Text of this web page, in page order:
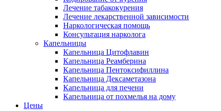
Лечение табакокурения
Лечение лекарственной зависимости
Наркологическая помощь
Консультация нарколога
Капельницы
Капельница Цитофлавин
Капельница Реамберина
Капельница Пентоксифиллина
Капельница Дексаметазона
Капельница для печени
Капельница от похмелья на дому
Цены